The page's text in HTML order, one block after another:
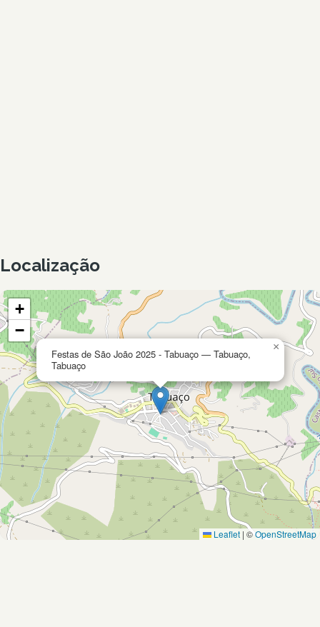
Localização
Festas de São João 2025 - Tabuaço — Tabuaço,
Tabuaço
×
+
−
Leaflet | ©OpenStreetMap